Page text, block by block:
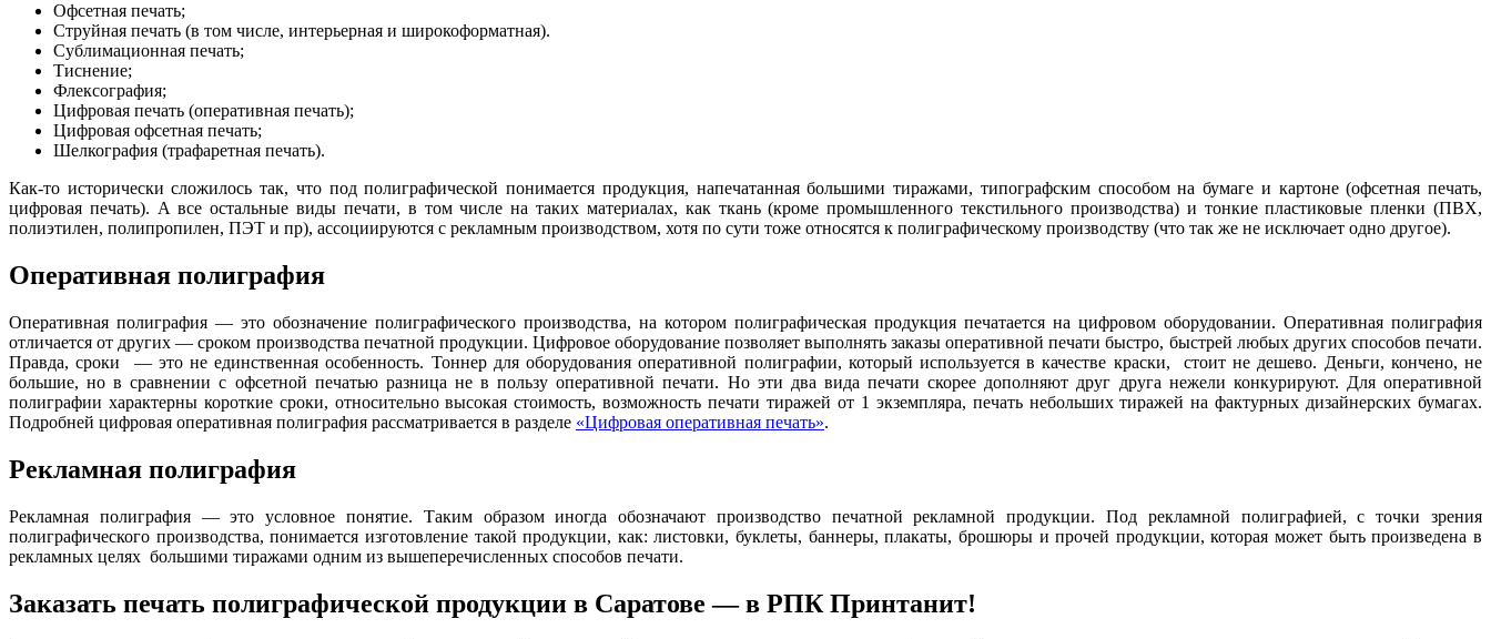
Офсетная печать;
Струйная печать (в том числе, интерьерная и широкоформатная).
Сублимационная печать;
Тиснение;
Флексография;
Цифровая печать (оперативная печать);
Цифровая офсетная печать;
Шелкография (трафаретная печать).
Как-то исторически сложилось так, что под полиграфической понимается продукция, напечатанная большими тиражами, типографским способом на бумаге и картоне (офсетная печать,
цифровая печать). А все остальные виды печати, в том числе на таких материалах, как ткань (кроме промышленного текстильного производства) и тонкие пластиковые пленки (ПВХ,
полиэтилен, полипропилен, ПЭТ и пр), ассоциируются с рекламным производством, хотя по сути тоже относятся к полиграфическому производству (что так же не исключает одно другое).
Оперативная полиграфия
Оперативная полиграфия — это обозначение полиграфического производства, на котором полиграфическая продукция печатается на цифровом оборудовании. Оперативная полиграфия
отличается от других — сроком производства печатной продукции. Цифровое оборудование позволяет выполнять заказы оперативной печати быстро, быстрей любых других способов печати.
Правда, сроки — это не единственная особенность. Тоннер для оборудования оперативной полиграфии, который используется в качестве краски, стоит не дешево. Деньги, кончено, не
большие, но в сравнении с офсетной печатью разница не в пользу оперативной печати. Но эти два вида печати скорее дополняют друг друга нежели конкурируют. Для оперативной
полиграфии характерны короткие сроки, относительно высокая стоимость, возможность печати тиражей от 1 экземпляра, печать небольших тиражей на фактурных дизайнерских бумагах.
Подробней цифровая оперативная полиграфия рассматривается в разделе «Цифровая оперативная печать».
Рекламная полиграфия
Рекламная полиграфия — это условное понятие. Таким образом иногда обозначают производство печатной рекламной продукции. Под рекламной полиграфией, с точки зрения
полиграфического производства, понимается изготовление такой продукции, как: листовки, буклеты, баннеры, плакаты, брошюры и прочей продукции, которая может быть произведена в
рекламных целях большими тиражами одним из вышеперечисленных способов печати.
Заказать печать полиграфической продукции в Саратове — в РПК Принтанит!